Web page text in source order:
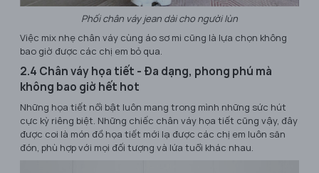
Phối chân váy jean dài cho người lùn
Việc mix nhẹ chân váy cùng áo sơ mi cũng là lựa chọn không
bao giờ được các chị em bỏ qua.
2.4 Chân váy họa tiết - Đa dạng, phong phú mà
không bao giờ hết hot
Những họa tiết nổi bật luôn mang trong mình những sức hút
cực kỳ riêng biệt. Những chiếc chân váy họa tiết cũng vậy, đây
được coi là món đồ họa tiết mới lạ được các chị em luôn săn
đón, phù hợp với mọi đối tượng và lứa tuổi khác nhau.